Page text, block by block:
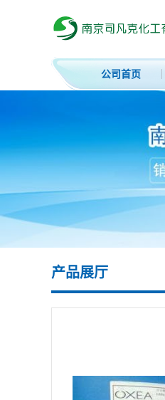
公司首页
产品展厅